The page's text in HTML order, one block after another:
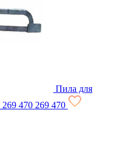
Пила для
269 470 269 470